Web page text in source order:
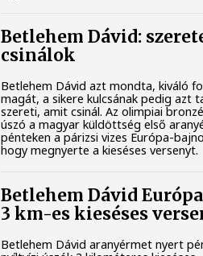
Betlehem Dávid:
csinálok
Betlehem Dávid azt mondta, kiváló
magát, a sikere kulcsának pedig azt
szereti, amit csinál. Az olimpiai
úszó a magyar küldöttség első
pénteken a párizsi vizes Európa-
hogy megnyerte a kieséses versenyt.
Betlehem Dávid
3 km-es kieséses
Betlehem Dávid aranyérmet nyert